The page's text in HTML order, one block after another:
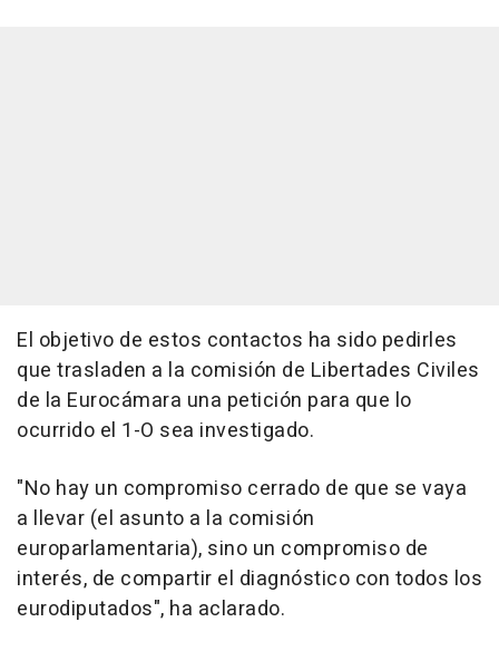
El objetivo de estos contactos ha sido pedirles
que trasladen a la comisión de Libertades Civiles
de la Eurocámara una petición para que lo
ocurrido el 1-O sea investigado.
"No hay un compromiso cerrado de que se vaya
a llevar (el asunto a la comisión
europarlamentaria), sino un compromiso de
interés, de compartir el diagnóstico con todos los
eurodiputados", ha aclarado.